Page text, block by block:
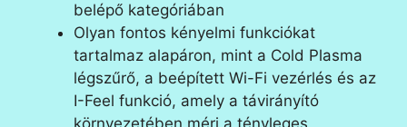
belépő kategóriában
Olyan fontos kényelmi funkciókat
tartalmaz alapáron, mint a Cold Plasma
légszűrő, a beépített Wi-Fi vezérlés és az
I-Feel funkció, amely a távirányító
környezetében méri a tényleges